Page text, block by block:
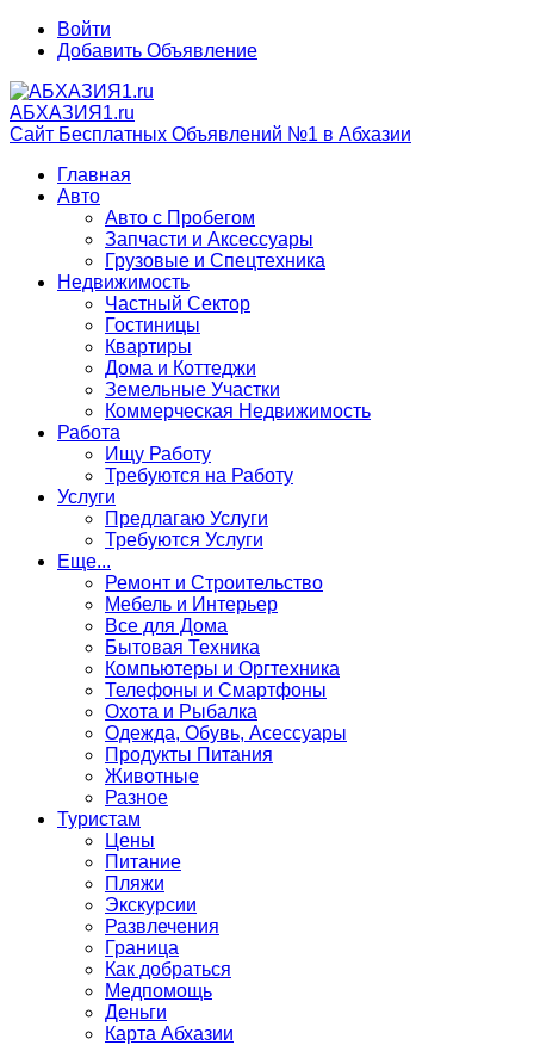
Войти
Добавить Объявление
АБХАЗИЯ1.ru
Сайт Бесплатных Объявлений №1 в Абхазии
Главная
Авто
Авто с Пробегом
Запчасти и Аксессуары
Грузовые и Спецтехника
Недвижимость
Частный Сектор
Гостиницы
Квартиры
Дома и Коттеджи
Земельные Участки
Коммерческая Недвижимость
Работа
Ищу Работу
Требуются на Работу
Услуги
Предлагаю Услуги
Требуются Услуги
Еще...
Ремонт и Строительство
Мебель и Интерьер
Все для Дома
Бытовая Техника
Компьютеры и Оргтехника
Телефоны и Смартфоны
Охота и Рыбалка
Одежда, Обувь, Асессуары
Продукты Питания
Животные
Разное
Туристам
Цены
Питание
Пляжи
Экскурсии
Развлечения
Граница
Как добраться
Медпомощь
Деньги
Карта Абхазии